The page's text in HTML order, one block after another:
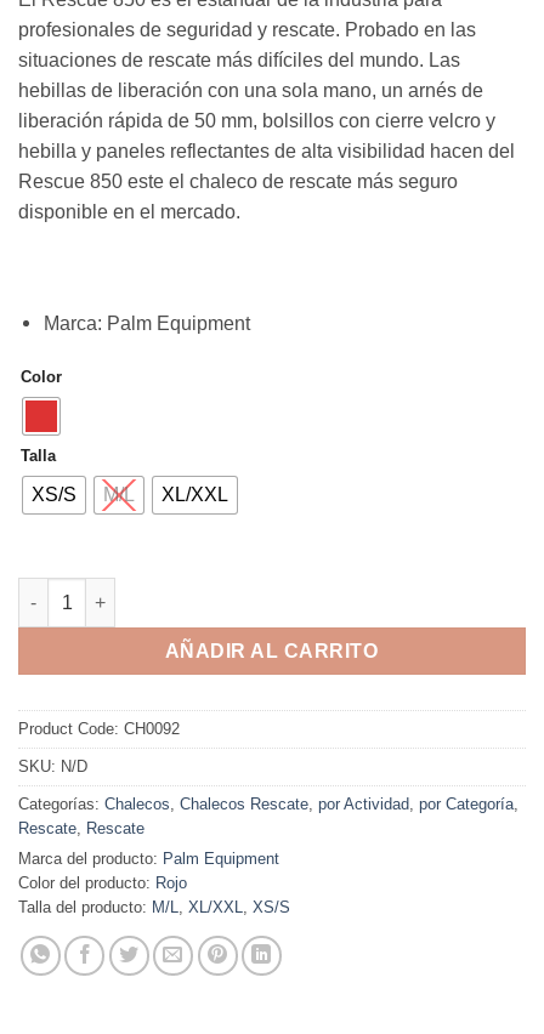
profesionales de seguridad y rescate. Probado en las
situaciones de rescate más difíciles del mundo. Las
hebillas de liberación con una sola mano, un arnés de
liberación rápida de 50 mm, bolsillos con cierre velcro y
hebilla y paneles reflectantes de alta visibilidad hacen del
Rescue 850 este el chaleco de rescate más seguro
disponible en el mercado.
Marca: Palm Equipment
Color
Talla
XS/S M/L XL/XXL
AÑADIR AL CARRITO
Product Code: CH0092
SKU: N/D
Categorías: Chalecos Chalecos Rescate por Actividad por Categoría
Rescate
Rescate
Marca del producto: Palm Equipment
Color del producto: Rojo
Talla del producto: M/L XL/XXL XS/S